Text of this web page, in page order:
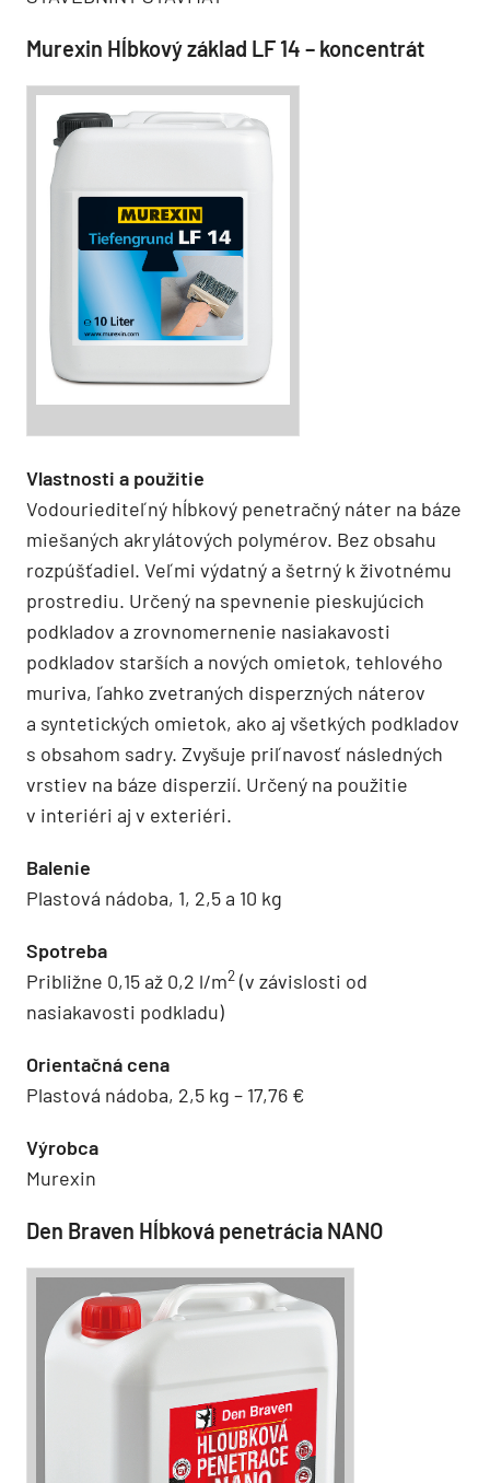
Murexin Hĺbkový základ LF 14 – koncentrát
Vlastnosti a použitie
Vodouriediteľný hĺbkový penetračný náter na báze
miešaných akrylátových polymérov. Bez obsahu
rozpúšťadiel. Veľmi výdatný a šetrný k životnému
prostrediu. Určený na spevnenie pieskujúcich
podkladov a zrovnomernenie nasiakavosti
podkladov starších a nových omietok, tehlového
muriva, ľahko zvetraných disperzných náterov
a syntetických omietok, ako aj všetkých podkladov
s obsahom sadry. Zvyšuje priľnavosť následných
vrstiev na báze disperzií. Určený na použitie
v interiéri aj v exteriéri.
Balenie
Plastová nádoba, 1, 2,5 a 10 kg
Spotreba
Približne 0,15 až 0,2 l/m2 (v závislosti od
nasiakavosti podkladu)
Orientačná cena
Plastová nádoba, 2,5 kg – 17,76 €
Výrobca
Murexin
Den Braven Hĺbková penetrácia NANO